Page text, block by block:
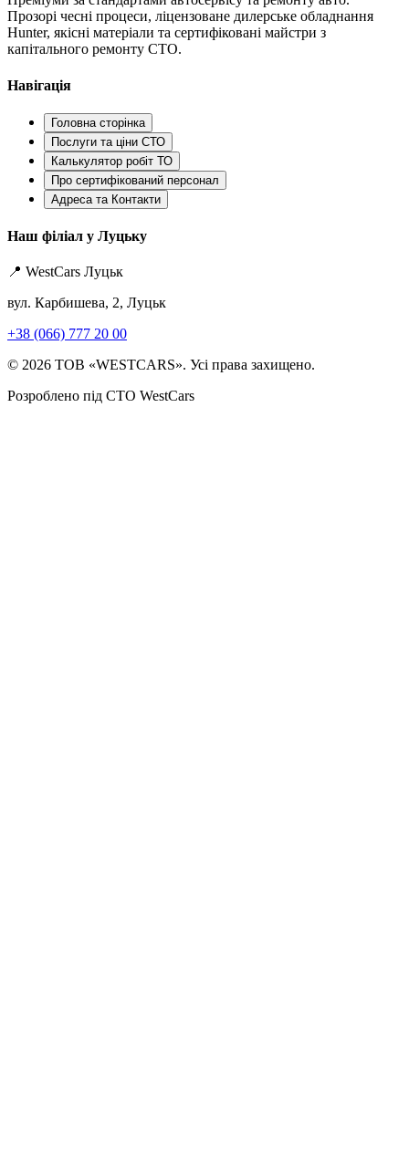
Прозорі чесні процеси, ліцензоване дилерське обладнання
Hunter, якісні матеріали та сертифіковані майстри з
капітального ремонту СТО.
Навігація
Головна сторінка
Послуги та ціни СТО
Калькулятор робіт ТО
Про сертифікований персонал
Адреса та Контакти
Наш філіал у Луцьку
📍 WestCars Луцьк
вул. Карбишева, 2, Луцьк
+38 (066) 777 20 00
© 2026 ТОВ «WESTCARS». Усі права захищено.
Розроблено під СТО WestCars